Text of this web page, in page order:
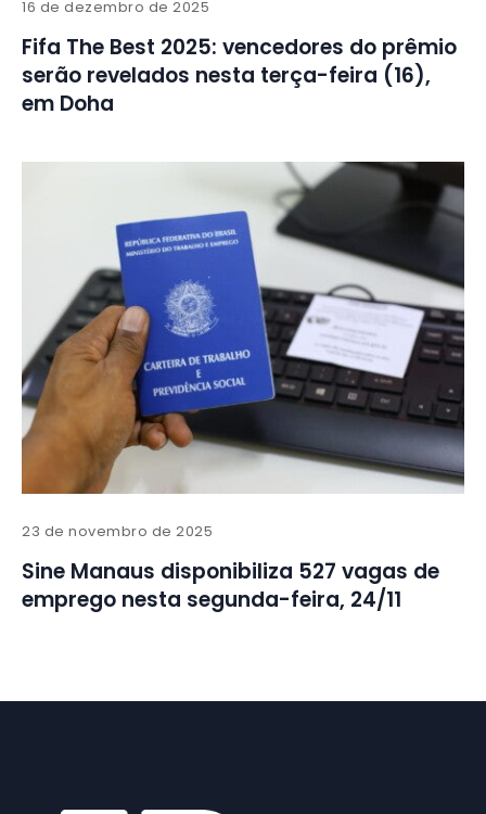
16 de dezembro de 2025
Fifa The Best 2025: vencedores do prêmio
serão revelados nesta terça-feira (16),
em Doha
23 de novembro de 2025
Sine Manaus disponibiliza 527 vagas de
emprego nesta segunda-feira, 24/11